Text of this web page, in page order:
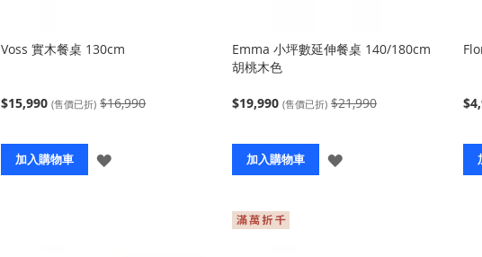
Voss 實木餐桌 130cm
$15,990 (售價已折) $16,990
加入購物車
登
Emma 小坪數延伸餐桌 140/180cm
胡桃木色
$19,990 (售價已折) $21,990
加入購物車
登